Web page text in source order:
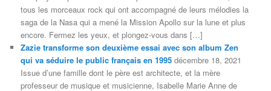
tous les morceaux rock qui ont accompagné de leurs mélodies la
saga de la Nasa qui a mené la Mission Apollo sur la lune et plus
encore. Fermez les yeux, et plongez-vous dans […]
Zazie transforme son deuxième essai avec son album Zen
qui va séduire le public français en 1995 décembre 18, 2021
Issue d’une famille dont le père est architecte, et la mère
professeur de musique et musicienne, Isabelle Marie Anne de